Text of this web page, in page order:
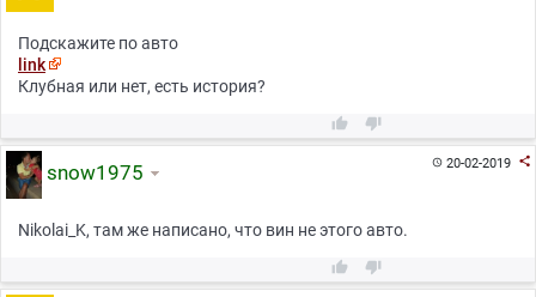
Подскажите по авто
link
Клубная или нет, есть история?
 
20-02-2019 
snow1975
Nikolai_K, там же написано, что вин не этого авто.
 